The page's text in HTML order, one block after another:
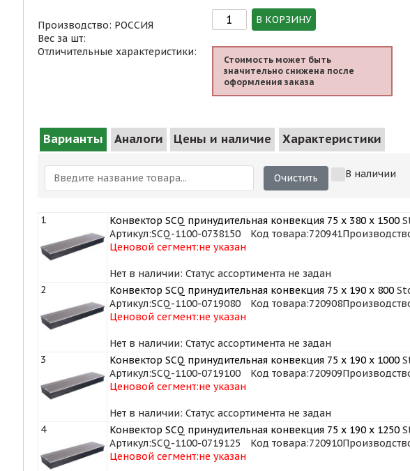
Производство: РОССИЯ
Вес за шт:
Отличительные характеристики:
В КОРЗИНУ
Стоимость может быть
значительно снижена после
оформления заказа
Варианты Аналоги Цены и наличие Характеристики
Очистить В наличии
1 Конвектор SCQ принудительная конвекция 75 x 380 x 1500
Артикул:SCQ-1100-0738150 Код товара:720941
Ценовой сегмент:не указан
Нет в наличии: Статус ассортимента не задан
2 Конвектор SCQ принудительная конвекция 75 x 190 x 800
Артикул:SCQ-1100-0719080 Код товара:720908
Ценовой сегмент:не указан
Нет в наличии: Статус ассортимента не задан
3 Конвектор SCQ принудительная конвекция 75 x 190 x 1000
Артикул:SCQ-1100-0719100 Код товара:720909
Ценовой сегмент:не указан
Нет в наличии: Статус ассортимента не задан
4 Конвектор SCQ принудительная конвекция 75 x 190 x 1250
Артикул:SCQ-1100-0719125 Код товара:720910
Ценовой сегмент:не указан